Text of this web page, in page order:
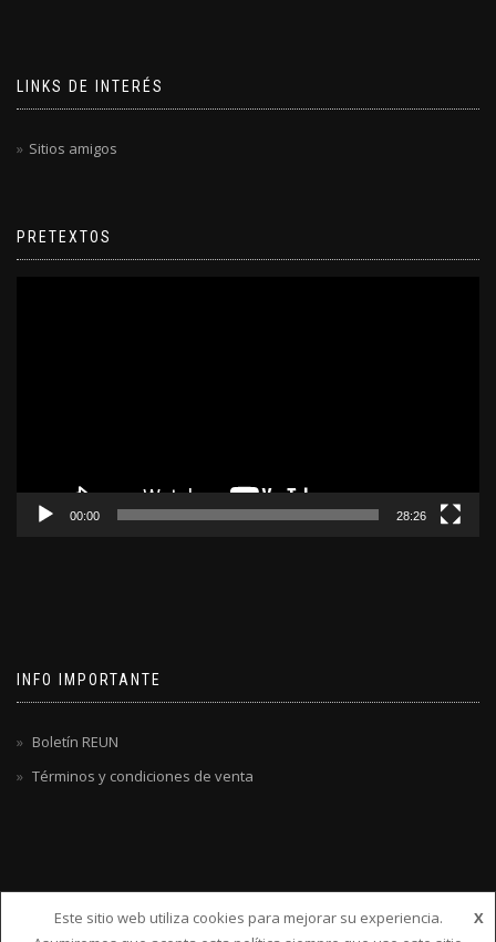
LINKS DE INTERÉS
Sitios amigos
PRETEXTOS
00:00 28:26
INFO IMPORTANTE
Boletín REUN
Términos y condiciones de venta
Este sitio web utiliza cookies para mejorar su experiencia.
X